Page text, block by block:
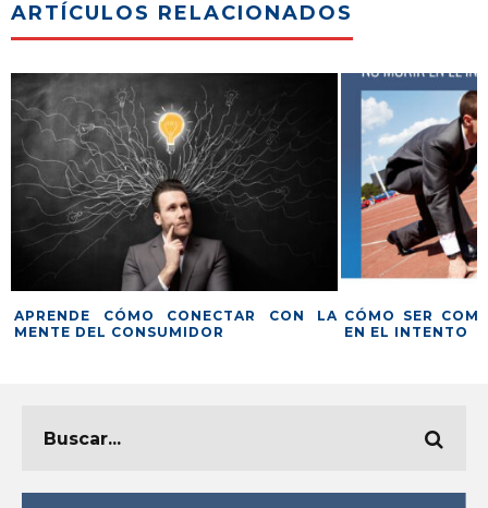
ARTÍCULOS RELACIONADOS
CON LA CÓMO SER COMPETITIVO Y NO MORIR
EN EL INTENTO